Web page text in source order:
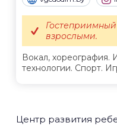
Вокал, хореография.
технологии. Спорт.
взрослыми.
Центр развития